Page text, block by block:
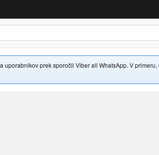
uporabnikov prek sporočil Viber ali WhatsApp. V